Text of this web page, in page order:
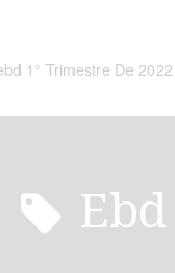
1° Trimestre De 2022